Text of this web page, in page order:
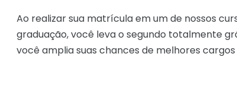
Ao realizar sua matrícula em um de nossos
graduação, você leva o segundo totalmente
você amplia suas chances de melhores cargos